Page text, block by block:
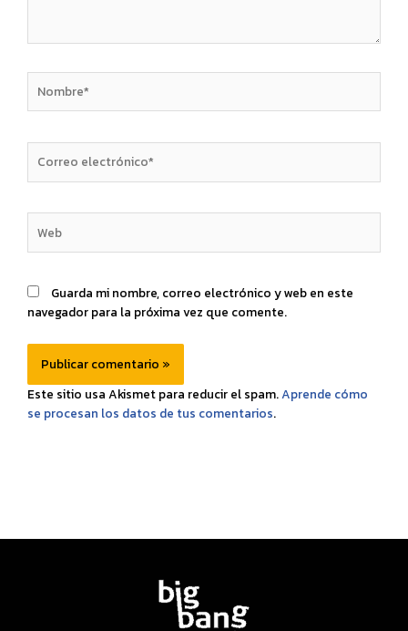
Guarda mi nombre, correo electrónico y web en este
navegador para la próxima vez que comente.
Este sitio usa Akismet para reducir el spam.Aprende cómo
se procesan los datos de tus comentarios.